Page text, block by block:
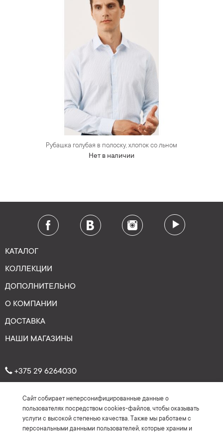
Рубашка голубая в полоску, хлопок со льном
Нет в наличии
КАТАЛОГ
КОЛЛЕКЦИИ
ДОПОЛНИТЕЛЬНО
О КОМПАНИИ
ДОСТАВКА
НАШИ МАГАЗИНЫ
+375 29 6264030
Рейтинг: 4.7 ★ ★★ ★★
(На основе более 150 отзывов)
Сайт собирает неперсонифицированные данные о
пользователях посредством cookies-файлов, чтобы оказывать
услуги с высокой степенью качества. Также мы работаем с
персональными данными пользователей, которые храним и